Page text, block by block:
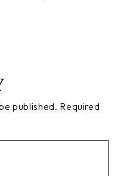
published. Required